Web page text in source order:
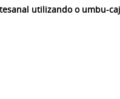
utilizando o umbu-